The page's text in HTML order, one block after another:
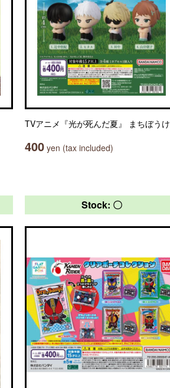
TVアニメ『光が死んだ夏』 まちぼうけ
400 yen (tax included)
Stock: 〇